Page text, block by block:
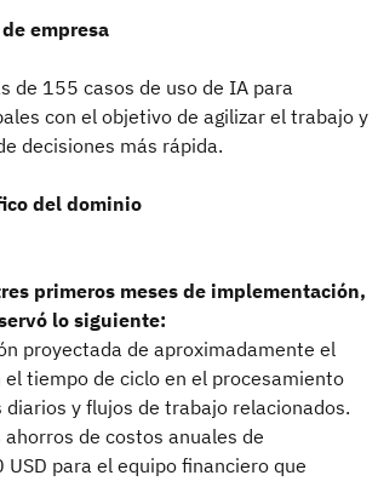
empresa
de 155 casos de uso de IA para
con el objetivo de agilizar el trabajo y
decisiones más rápida.
del dominio
primeros meses de implementación,
lo siguiente:
proyectada de aproximadamente el
el tiempo de ciclo en el procesamiento
diarios y flujos de trabajo relacionados.
ahorros de costos anuales de
para el equipo financiero que